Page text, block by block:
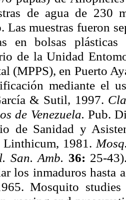
de agua de 230
Las muestras fueron
en bolsas plásticas
de la Unidad
(MPPS), en Puerto
mediante el
& Sutil, 1997.
de Venezuela. Pub.
de Sanidad y
1981.
San. Amb. 36: 25-
los inmaduros hasta
Mosquito